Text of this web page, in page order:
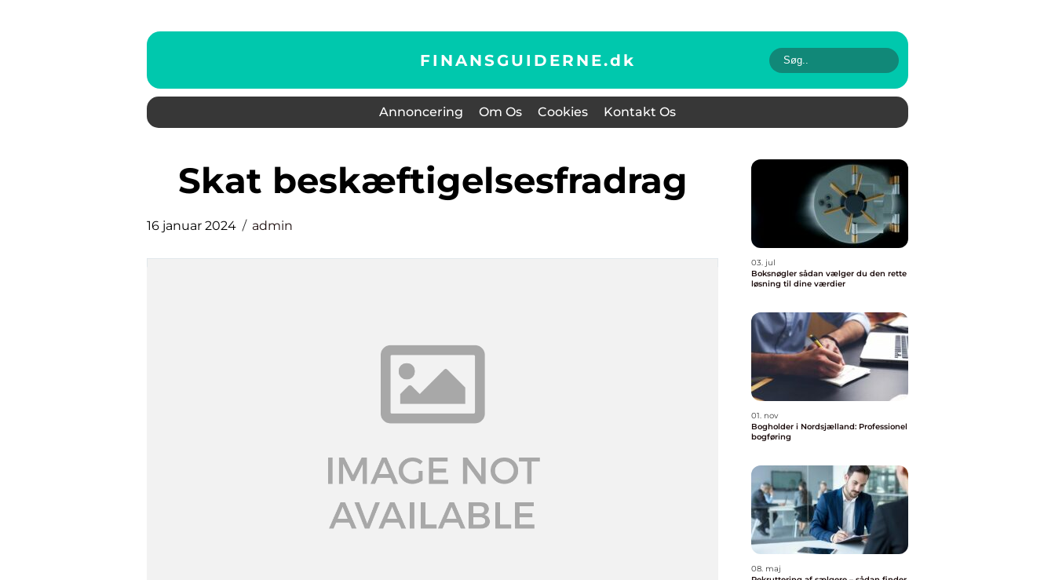
FINANSGUIDERNE.dk
Annoncering Om Os Cookies Kontakt Os
skat beskæftigelsesfradrag
16 januar 2024 admin
03. jul
Boksnøgler sådan vælger du den rette
løsning til dine værdier
01. nov
Bogholder i Nordsjælland: Professionel
bogføring
08. maj